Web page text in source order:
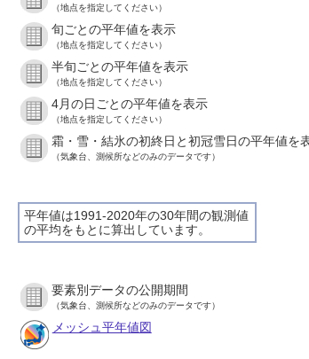
（地点を指定してください）
旬ごとの平年値を表示
（地点を指定してください）
半旬ごとの平年値を表示
（地点を指定してください）
4月の日ごとの平年値を表示
（地点を指定してください）
霜・雪・結氷の初終日と初冠雪日の平年値を
（気象台、測候所などのみのデータです）
平年値は1991-2020年の30年間の観測値
の平均をもとに算出しています。
要素別データの公開期間
（気象台、測候所などのみのデータです）
メッシュ平年値図